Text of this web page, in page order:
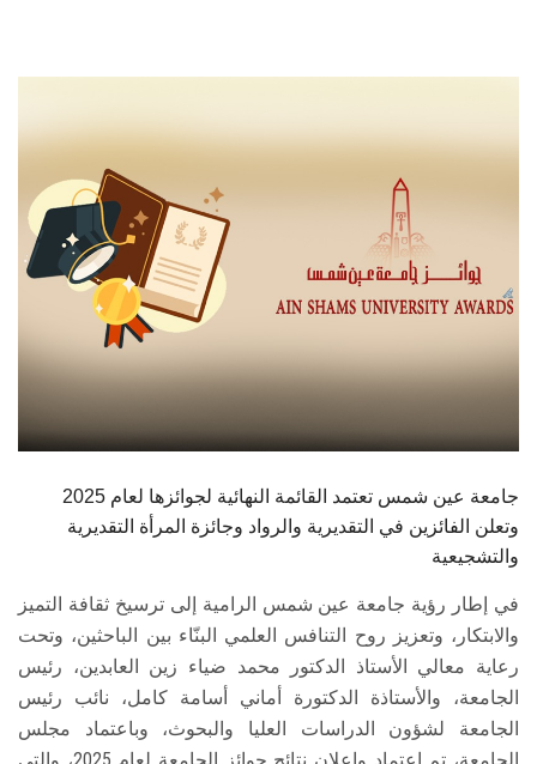
الدراسات العليا
الخريجين
الزائـرون
سجل الان
جامعة عين شمس تعتمد القائمة النهائية لجوائزها لعام 2025
وتعلن الفائزين في التقديرية والرواد وجائزة المرأة التقديرية
والتشجيعية
في إطار رؤية جامعة عين شمس الرامية إلى ترسيخ ثقافة التميز
والابتكار، وتعزيز روح التنافس العلمي البنّاء بين الباحثين، وتحت
رعاية معالي الأستاذ الدكتور محمد ضياء زين العابدين، رئيس
الجامعة، والأستاذة الدكتورة أماني أسامة كامل، نائب رئيس
الجامعة لشؤون الدراسات العليا والبحوث، وباعتماد مجلس